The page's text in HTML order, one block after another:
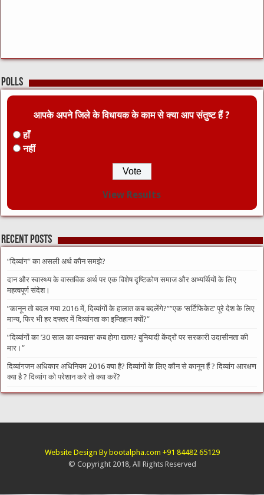
Polls
आपके अपने जिले के विधायक के काम से क्या आप संतुष्ट हैं ?
हाँ
नहीं
View Results
Recent Posts
“दिव्यांग” का असली अर्थ कौन समझे?
दान और स्वास्थ्य के वास्तविक अर्थ पर एक विशेष दृष्टिकोण समाज और अभ्यर्थियों के लिए
महत्वपूर्ण संदेश।
​”कानून तो बदल गया 2016 में, दिव्यांगों के हालात कब बदलेंगे?”​”एक ‘सर्टिफिकेट’ पूरे देश के लिए
मान्य, फिर भी हर दफ्तर में दिव्यांगता का इम्तिहान क्यों?”
​”दिव्यांगों का ’30 साल का वनवास’ कब होगा खत्म? बुनियादी केंद्रों पर सरकारी उदासीनता की
मार।”
दिव्यांगजन अधिकार अधिनियम 2016 क्या है? दिव्यांगों के लिए कौन से कानून हैं ? दिव्यांग आरक्षण
क्या है ? दिव्यांग को परेशान करे तो क्या करें?
Website Design By bootalpha.com +91 84482 65129
© Copyright 2018, All Rights Reserved